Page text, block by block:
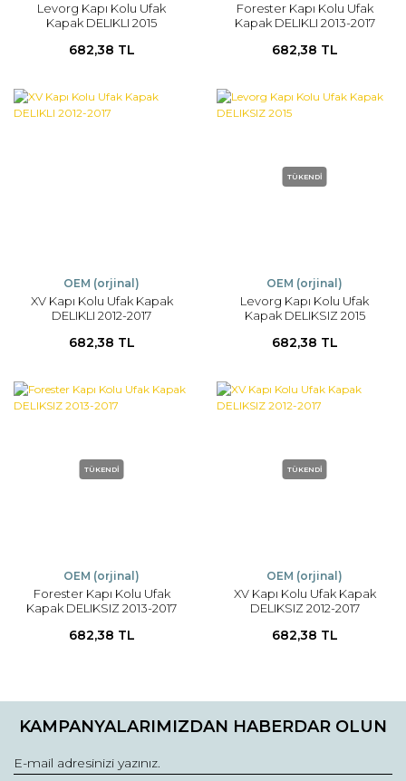
Levorg Kapı Kolu Ufak
Kapak DELIKLI 2015
682,38 TL
Forester Kapı Kolu Ufak
Kapak DELIKLI 2013-2017
682,38 TL
OEM (orjinal)
XV Kapı Kolu Ufak Kapak
DELIKLI 2012-2017
682,38 TL
TÜKENDİ
OEM (orjinal)
Levorg Kapı Kolu Ufak
Kapak DELIKSIZ 2015
682,38 TL
TÜKENDİ
OEM (orjinal)
Forester Kapı Kolu Ufak
Kapak DELIKSIZ 2013-2017
682,38 TL
TÜKENDİ
OEM (orjinal)
XV Kapı Kolu Ufak Kapak
DELIKSIZ 2012-2017
682,38 TL
KAMPANYALARIMIZDAN HABERDAR OLUN